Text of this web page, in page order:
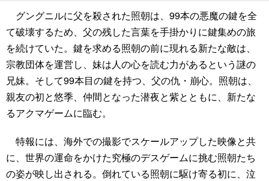
グングニルに父を殺された照朝は、99本の悪魔の鍵を全
て破壊するため、父の残した言葉を手掛かりに鍵集めの旅
を続けていた。鍵を求める照朝の前に現れる新たな敵は、
宗教団体を運営し、妹は人の心を読む力があるという謎の
兄妹。そして99本目の鍵を持つ、父の仇・崩心。照朝は、
親友の初と悠季、仲間となった潜夜と紫とともに、新たな
るアクマゲームに臨む。
特報には、海外での撮影でスケールアップした映像と共
に、世界の運命をかけた究極のデスゲームに挑む照朝たち
の姿が映し出される。倒れている照朝に駆け寄る初に、泣